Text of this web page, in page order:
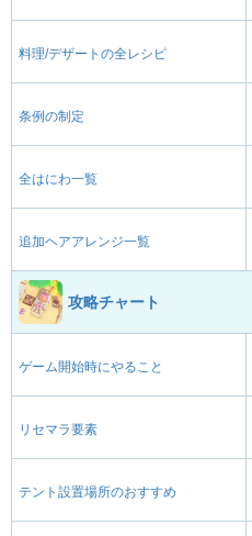
料理/デザートの全レシピ
条例の制定
全はにわ一覧
追加ヘアアレンジ一覧
攻略チャート
ゲーム開始時にやること
リセマラ要素
テント設置場所のおすすめ